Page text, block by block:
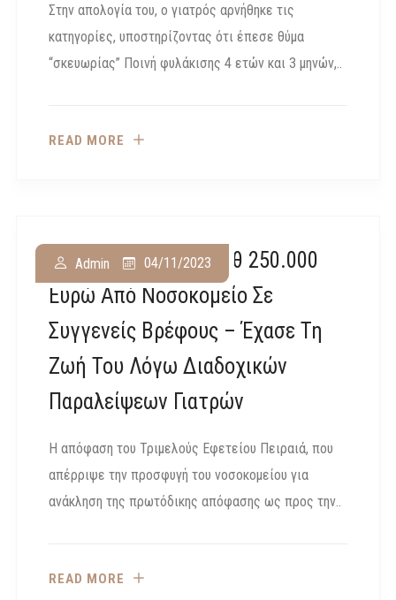
Στην απολογία του, ο γιατρός αρνήθηκε τις
κατηγορίες, υποστηρίζοντας ότι έπεσε θύμα
“σκευωρίας” Ποινή φυλάκισης 4 ετών και 3 μηνών,..
READ MORE
Αποζημίωση- Μαμούθ 250.000
Ευρώ Από Νοσοκομείο Σε
Συγγενείς Βρέφους – Έχασε Τη
Ζωή Του Λόγω Διαδοχικών
Παραλείψεων Γιατρών
Admin 04/11/2023
Η απόφαση του Τριμελούς Εφετείου Πειραιά, που
απέρριψε την προσφυγή του νοσοκομείου για
ανάκληση της πρωτόδικης απόφασης ως προς την..
READ MORE